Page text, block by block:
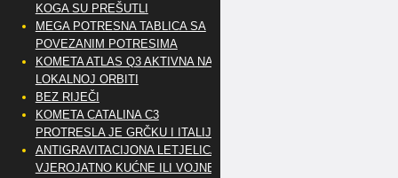
KOGA SU PREŠUTLI
MEGA POTRESNA TABLICA SA
POVEZANIM POTRESIMA
KOMETA ATLAS Q3 AKTIVNA NA
LOKALNOJ ORBITI
BEZ RIJEČI
KOMETA CATALINA C3
PROTRESLA JE GRČKU I ITALIJU
ANTIGRAVITACIJONA LETJELICA
VJEROJATNO KUĆNE ILI VOJNE